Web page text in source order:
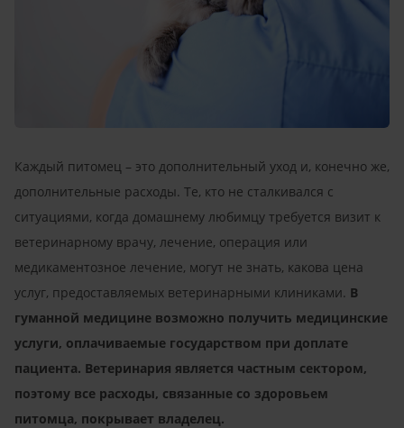
Каждый питомец – это дополнительный уход и, конечно же,
дополнительные расходы. Те, кто не сталкивался с
ситуациями, когда домашнему любимцу требуется визит к
ветеринарному врачу, лечение, операция или
медикаментозное лечение, могут не знать, какова цена
услуг, предоставляемых ветеринарными клиниками. В
гуманной медицине возможно получить медицинские
услуги, оплачиваемые государством при доплате
пациента. Ветеринария является частным сектором,
поэтому все расходы, связанные со здоровьем
питомца, покрывает владелец.